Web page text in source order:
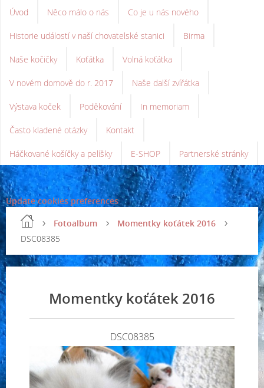
Úvod Něco málo o nás Co je u nás nového
Historie událostí v naší chovatelské stanici Birma
Naše kočičky Koťátka Volná koťátka
V novém domově do r. 2017 Naše další zvířátka
Výstava koček Poděkování In memoriam
Často kladené otázky Kontakt
Háčkované košíčky a pelíšky E-SHOP Partnerské stránky
Update cookies preferences
Fotoalbum
Momentky koťátek 2016
DSC08385
Momentky koťátek 2016
DSC08385